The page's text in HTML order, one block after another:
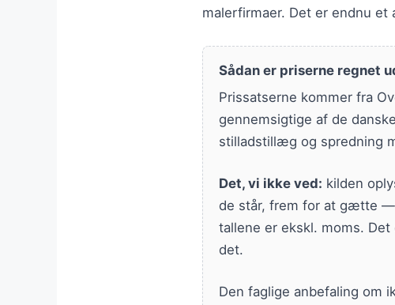
malerfirmaer. Det er endnu
Sådan er priserne regnet
Prissatserne kommer fra
gennemsigtige af de
stilladstillæg og spredning
Det, vi ikke ved: kilden
de står, frem for at gætte —
tallene er ekskl. moms.
det.
Den faglige anbefaling om